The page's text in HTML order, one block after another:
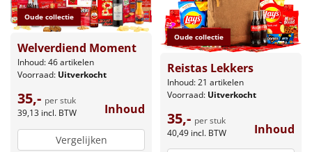
Oude collectie
Welverdiend Moment
Inhoud: 46 artikelen
Voorraad: Uitverkocht
35,- per stuk
39,13 incl. BTW Inhoud
Vergelijken
Oude collectie
Reistas Lekkers
Inhoud: 21 artikelen
Voorraad: Uitverkocht
35,- per stuk
40,49 incl. BTW Inhoud